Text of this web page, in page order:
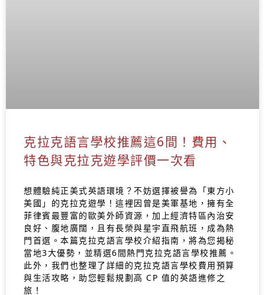
克拉克語言學校推薦這6間！費用、
特色與克拉克遊學評價一次看
想體驗純正美式英語環境？不妨選擇被譽為「東方小
美國」的克拉克遊學！這裡因曾是美軍基地，擁有全
菲律賓最豐富的歐美外師資源，加上經濟特區內治安
良好、腹地廣闊，且有長榮與星宇直飛航班，成為熱
門首選。本篇克拉克語言學校介紹指南，將為您揭秘
當地3大優勢，並精選6間熱門克拉克語言學校推薦。
此外，我們也整理了詳細的克拉克語言學校費用預算
與生活攻略，助您輕鬆規劃高 CP 值的英語進修之
旅！